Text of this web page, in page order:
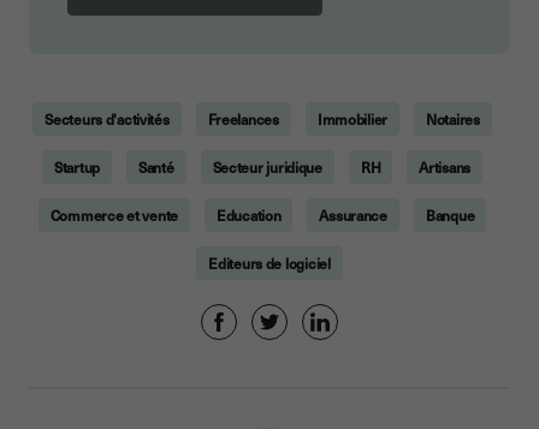
Secteurs d'activités Freelances Immobilier Notaires
Startup Santé Secteur juridique RH Artisans
Commerce et vente Education Assurance Banque
Editeurs de logiciel